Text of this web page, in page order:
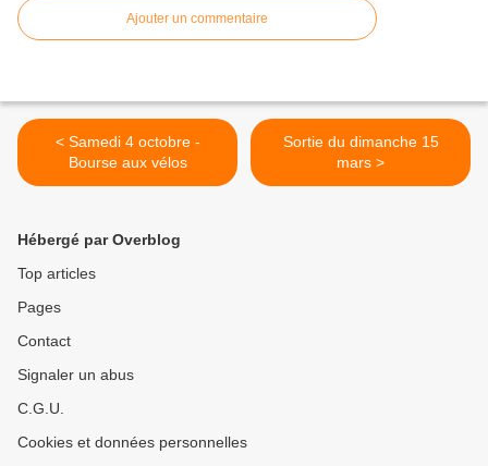
Ajouter un commentaire
< Samedi 4 octobre -
Bourse aux vélos
Sortie du dimanche 15
mars >
Hébergé par Overblog
Top articles
Pages
Contact
Signaler un abus
C.G.U.
Cookies et données personnelles